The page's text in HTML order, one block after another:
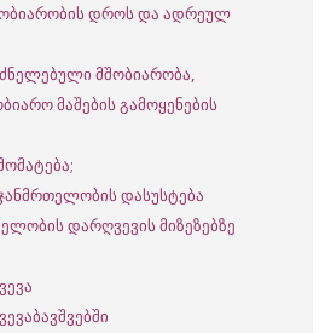
დროს და ადრეულ
მშობიარობა,
მაშების გამოყენების
დასუსტება
დარღვევის მიზეზებზე